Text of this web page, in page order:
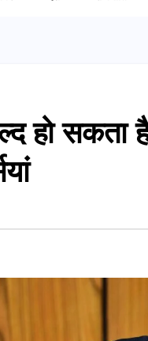
हो सकता